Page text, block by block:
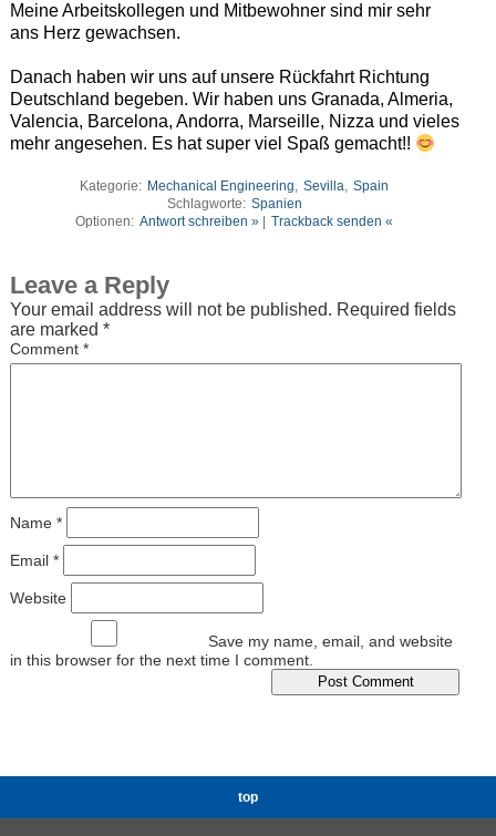
Meine Arbeitskollegen und Mitbewohner sind mir sehr
ans Herz gewachsen.
Danach haben wir uns auf unsere Rückfahrt Richtung
Deutschland begeben. Wir haben uns Granada, Almeria,
Valencia, Barcelona, Andorra, Marseille, Nizza und vieles
mehr angesehen. Es hat super viel Spaß gemacht!!
Kategorie: Mechanical Engineering, Sevilla, Spain
Schlagworte: Spanien
Optionen: Antwort schreiben » Trackback senden «
Leave a Reply
Your email address will not be published. Required fields
are marked *
Comment *
Name *
Email *
Website
Save my name, email, and website
in this browser for the next time I comment.
top